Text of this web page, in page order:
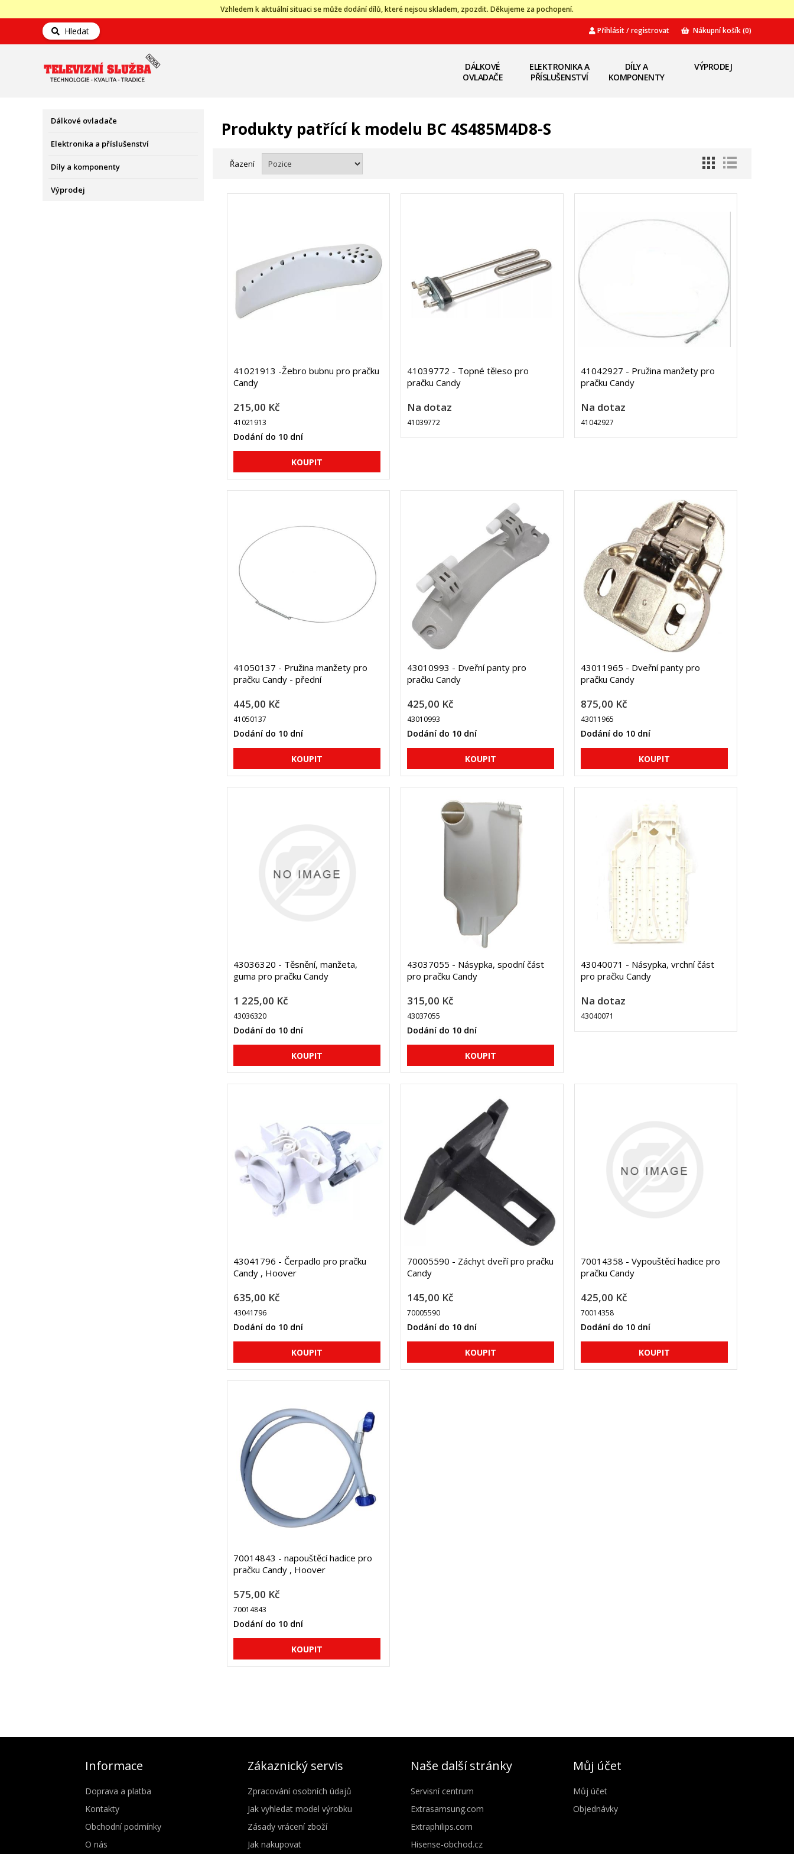
Vzhledem k aktuální situaci se může dodání dílů, které nejsou skladem, zpozdit. Děkujeme za pochopení.
Hledat Přihlásit / registrovat Nákupní košík(0)
DÁLKOVÉ
OVLADAČE
ELEKTRONIKA A
PŘÍSLUŠENSTVÍ
DÍLY A
KOMPONENTY
VÝPRODEJ
Dálkové ovladače
Elektronika a příslušenství
Díly a komponenty
Výprodej
Produkty patřící k modelu BC 4S485M4D8-S
Řazení
41021913 -Žebro bubnu pro pračku
Candy
215,00 Kč
41021913
Dodání do 10 dní
41039772 - Topné těleso pro
pračku Candy
Na dotaz
41039772
41042927 - Pružina manžety pro
pračku Candy
Na dotaz
41042927
41050137 - Pružina manžety pro
pračku Candy - přední
445,00 Kč
41050137
Dodání do 10 dní
43010993 - Dveřní panty pro
pračku Candy
425,00 Kč
43010993
Dodání do 10 dní
43011965 - Dveřní panty pro
pračku Candy
875,00 Kč
43011965
Dodání do 10 dní
43036320 - Těsnění, manžeta,
guma pro pračku Candy
1 225,00 Kč
43036320
Dodání do 10 dní
43037055 - Násypka, spodní část
pro pračku Candy
315,00 Kč
43037055
Dodání do 10 dní
43040071 - Násypka, vrchní část
pro pračku Candy
Na dotaz
43040071
43041796 - Čerpadlo pro pračku
Candy , Hoover
635,00 Kč
43041796
Dodání do 10 dní
70005590 - Záchyt dveří pro pračku
Candy
145,00 Kč
70005590
Dodání do 10 dní
70014358 - Vypouštěcí hadice pro
pračku Candy
425,00 Kč
70014358
Dodání do 10 dní
70014843 - napouštěcí hadice pro
pračku Candy , Hoover
575,00 Kč
70014843
Dodání do 10 dní
Informace
Doprava a platba
Kontakty
Obchodní podmínky
O nás
Zákaznický servis
Zpracování osobních údajů
Jak vyhledat model výrobku
Zásady vrácení zboží
Jak nakupovat
Naše další stránky
Servisní centrum
Extrasamsung.com
Extraphilips.com
Hisense-obchod.cz
Můj účet
Můj účet
Objednávky